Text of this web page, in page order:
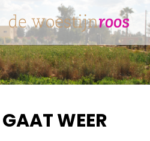
WEER